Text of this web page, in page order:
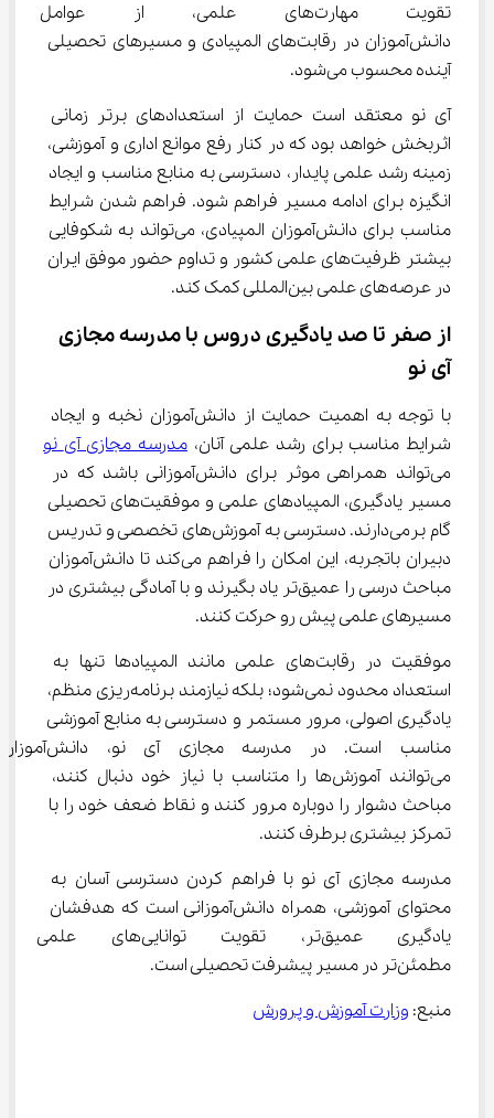
تقویت مهارت‌های علمی، از
دانش‌آموزان در رقابت‌های المپیادی و مسیرهای تحصیلی
آینده محسوب می‌شود.
آی‌ نو معتقد است حمایت از استعدادهای برتر زمانی
اثربخش خواهد بود که در کنار رفع موانع اداری و آموزشی،
زمینه رشد علمی پایدار، دسترسی به منابع مناسب و ایجاد
انگیزه برای ادامه مسیر فراهم شود. فراهم شدن شرایط
مناسب برای دانش‌آموزان المپیادی، می‌تواند به شکوفایی
بیشتر ظرفیت‌های علمی کشور و تداوم حضور موفق ایران
در عرصه‌های علمی بین‌المللی کمک کند.
از صفر تا صد یادگیری دروس با مدرسه مجازی
آی ‌نو
با توجه به اهمیت حمایت از دانش‌آموزان نخبه و ایجاد
شرایط مناسب برای رشد علمی آنان، مدرسه مجازی آی‌ نو
می‌تواند همراهی موثر برای دانش‌آموزانی باشد که در
مسیر یادگیری، المپیادهای علمی و موفقیت‌های تحصیلی
گام برمی‌دارند. دسترسی به آموزش‌های تخصصی و تدریس
دبیران باتجربه، این امکان را فراهم می‌کند تا دانش‌آموزان
مباحث درسی را عمیق‌تر یاد بگیرند و با آمادگی بیشتری در
مسیرهای علمی پیش رو حرکت کنند.
موفقیت در رقابت‌های علمی مانند المپیادها تنها به
استعداد محدود نمی‌شود؛ بلکه نیازمند برنامه‌ریزی منظم،
یادگیری اصولی، مرور مستمر و دسترسی به منابع آموزشی
مناسب است. در مدرسه مجازی آی‌ نو، دانش‌آموزان
می‌توانند آموزش‌ها را متناسب با نیاز خود دنبال کنند،
مباحث دشوار را دوباره مرور کنند و نقاط ضعف خود را با
تمرکز بیشتری برطرف کنند.
مدرسه مجازی آی‌ نو با فراهم کردن دسترسی آسان به
محتوای آموزشی، همراه دانش‌آموزانی است که هدفشان
یادگیری عمیق‌تر، تقویت
مطمئن‌تر در مسیر پیشرفت تحصیلی است.
منبع: وزارت آموزش و پرورش